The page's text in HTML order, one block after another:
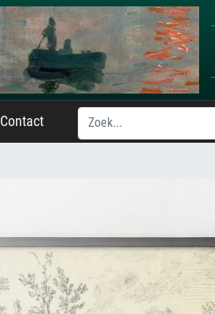
Contact